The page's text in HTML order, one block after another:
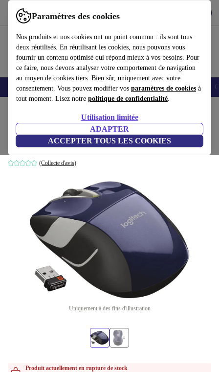
Paramètres des cookies
Nos produits et nos cookies ont un point commun : ils sont tous
deux réutilisés. En réutilisant les cookies, nous pouvons vous
fournir un contenu optimisé qui répond mieux à vos besoins. Pour
ce faire, nous devons analyser votre comportement de navigation
au moyen de cookies tiers. Bien sûr, uniquement avec votre
consentement. Vous pouvez modifier vos paramètres de cookies à
tout moment. Lisez notre politique de confidentialité.
Utilisation limitée
ADAPTER
ACCEPTER TOUS LES COOKIES
Utilisez refurbed rapidement et facilement
Smartphones Laptops Tablettes Montres connectées Accessoires
Logitech M525
Bleu
(Collecte d'avis)
Uniquement à des fins d'illustration
Produit actuellement en rupture de stock